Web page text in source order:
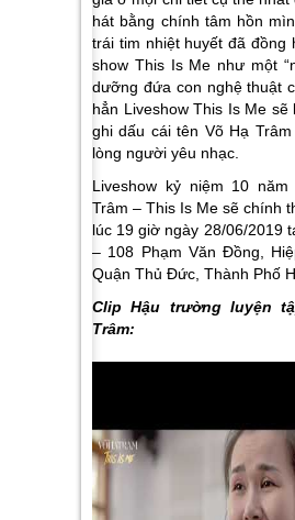
hát bằng chính tâm hồn
trái tim nhiệt huyết đã đồng
show This Is Me như một
dưỡng đứa con nghệ thuật
hẳn Liveshow This Is Me sẽ
ghi dấu cái tên Võ Hạ
lòng người yêu nhạc.
Liveshow kỷ niệm 10
Trâm – This Is Me sẽ chính
lúc 19 giờ ngày 28/06/2019
– 108 Phạm Văn Đồng,
Quận Thủ Đức, Thành Phố
Clip Hậu trường luyện
Trâm: